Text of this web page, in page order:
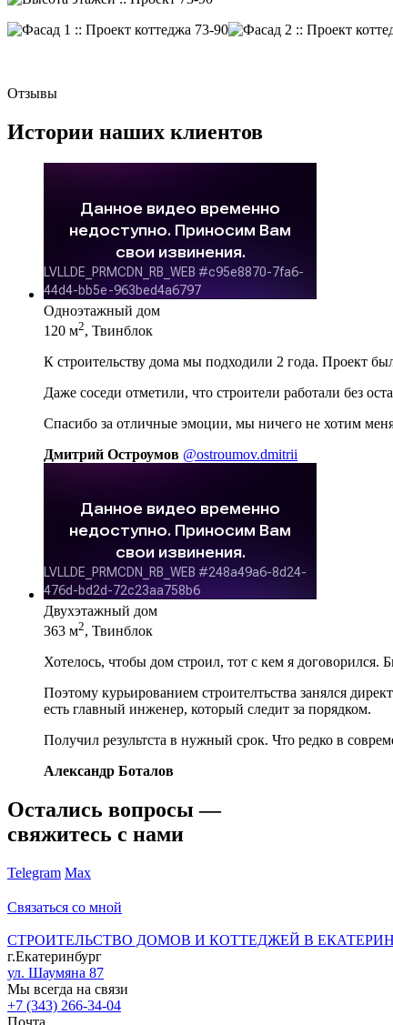
Отзывы
Истории наших клиентов
Одноэтажный дом
120 м2, Твинблок
К строительству дома мы подходили 2 года. Проект
Даже соседи отметили, что строители работали без
Спасибо за отличные эмоции, мы ничего не хотим
Дмитрий Остроумов @ostroumov.dmitrii
Двухэтажный дом
363 м2, Твинблок
Хотелось, чтобы дом строил, тот с кем я договорился.
Поэтому курьированием строителтьства занялся
есть главный инженер, который следит за порядком.
Получил результста в нужный срок. Что редко в
Александр Боталов
Остались вопросы —
свяжитесь с нами
Telegram Max
Связаться со мной
СТРОИТЕЛЬСТВО ДОМОВ И КОТТЕДЖЕЙ В
г.Екатеринбург
ул. Шаумяна 87
Мы всегда на связи
+7 (343) 266-34-04
Почта